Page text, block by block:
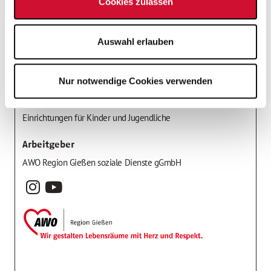
Auswahl erlauben
Nur notwendige Cookies verwenden
Einrichtungsleiter*in Kindertagesstätte
Kitaleiter*in
Einrichtungen für Kinder und Jugendliche
Arbeitgeber
AWO Region Gießen soziale Dienste gGmbH